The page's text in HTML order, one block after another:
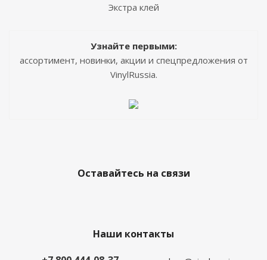
Экстра клей
Узнайте первыми:
ассортимент, новинки, акции и спецпредложения от
VinylRussia.
Оставайтесь на связи
Наши контакты